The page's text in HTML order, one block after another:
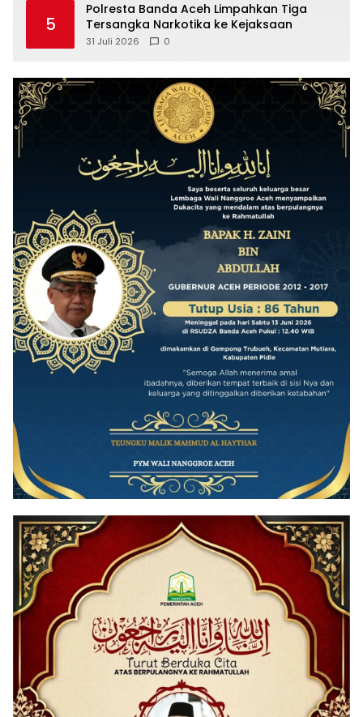
5
Polresta Banda Aceh Limpahkan Tiga
Tersangka Narkotika ke Kejaksaan
31 Juli 2026 0